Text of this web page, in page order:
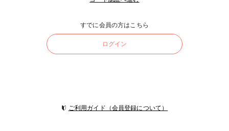
すでに会員の方はこちら
ログイン
ご利用ガイド（会員登録について）